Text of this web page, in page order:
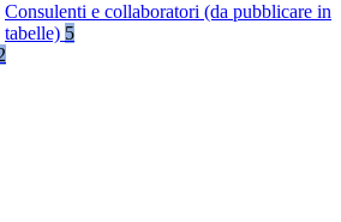
Consulenti e collaboratori (da pubblicare in
tabelle) 5